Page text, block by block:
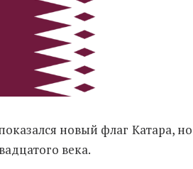
новый флаг Катара, но
века.